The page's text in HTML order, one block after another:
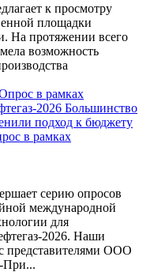
к просмотру
площадки
На протяжении всего
возможность
в рамках
серию опросов
международной
для
2026. Наши
представителями ООО